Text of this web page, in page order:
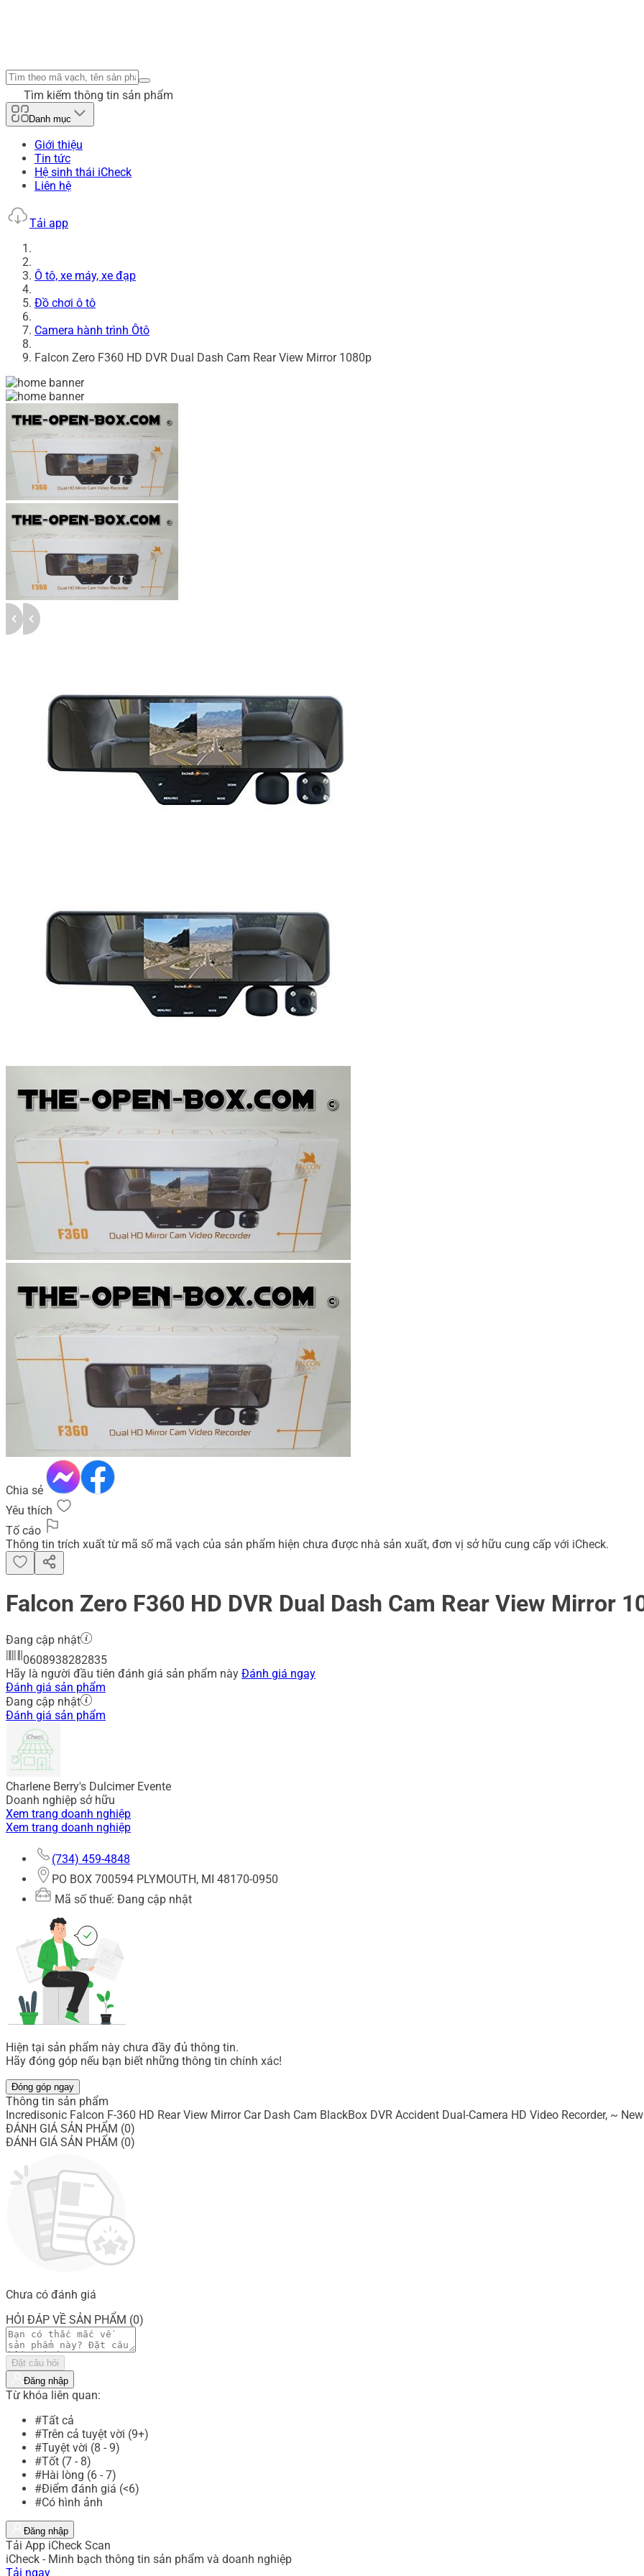
Tìm kiếm thông tin sản phẩm
Danh mục
Giới thiệu
Tin tức
Hệ sinh thái iCheck
Liên hệ
Tải app
Ô tô, xe máy, xe đạp
Đồ chơi ô tô
Camera hành trình Ôtô
Falcon Zero F360 HD DVR Dual Dash Cam Rear View Mirror 1080p
Chia sẻ
Yêu thích
Tố cáo
Thông tin trích xuất từ mã số mã vạch của sản phẩm hiện chưa được nhà sản xuất, đơn vị sở hữu cung cấp với iCheck.
Falcon Zero F360 HD DVR Dual Dash Cam Rear View Mirror
Đang cập nhật
0608938282835
Hãy là người đầu tiên đánh giá sản phẩm này Đánh giá ngay
Đánh giá sản phẩm
Đang cập nhật
Đánh giá sản phẩm
Charlene Berry's Dulcimer Evente
Doanh nghiệp sở hữu
Xem trang doanh nghiệp
Xem trang doanh nghiệp
(734) 459-4848
PO BOX 700594 PLYMOUTH, MI 48170-0950
Mã số thuế: Đang cập nhật
Hiện tại sản phẩm này chưa đầy đủ thông tin.
Hãy đóng góp nếu bạn biết những thông tin chính xác!
Đóng góp ngay
Thông tin sản phẩm
Incredisonic Falcon F-360 HD Rear View Mirror Car Dash Cam BlackBox DVR Accident Dual-Camera HD Video Recorder, ~
ĐÁNH GIÁ SẢN PHẨM (0)
ĐÁNH GIÁ SẢN PHẨM (0)
Chưa có đánh giá
HỎI ĐÁP VỀ SẢN PHẨM (0)
Đặt câu hỏi
Đăng nhập
Từ khóa liên quan:
#Tất cả
#Trên cả tuyệt vời (9+)
#Tuyệt vời (8 - 9)
#Tốt (7 - 8)
#Hài lòng (6 - 7)
#Điểm đánh giá (<6)
#Có hình ảnh
Đăng nhập
Tải App iCheck Scan
iCheck - Minh bạch thông tin sản phẩm và doanh nghiệp
Tải ngay